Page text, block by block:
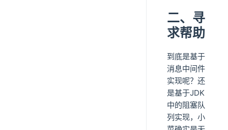
二、寻
求帮助
到底是基于
消息中间件
实现呢？还
是基于JDK
中的阻塞队
列实现，小